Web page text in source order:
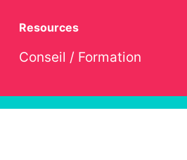
Resources
Conseil / Formation
© 2023 capital-humain, All